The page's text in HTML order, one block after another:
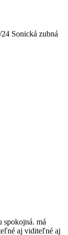
Sonická zubná
spokojná. má
aj viditeľné aj